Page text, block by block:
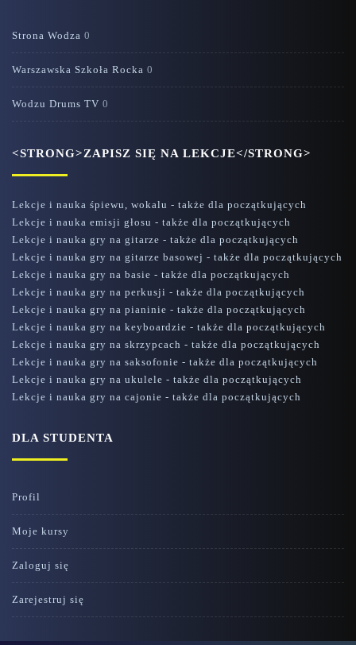
Strona Wodza 0
Warszawska Szkoła Rocka 0
Wodzu Drums TV 0
<STRONG>ZAPISZ SIĘ NA LEKCJE</STRONG>
Lekcje i nauka śpiewu, wokalu - także dla początkujących
Lekcje i nauka emisji głosu - także dla początkujących
Lekcje i nauka gry na gitarze - także dla początkujących
Lekcje i nauka gry na gitarze basowej - także dla początkujących
Lekcje i nauka gry na basie - także dla początkujących
Lekcje i nauka gry na perkusji - także dla początkujących
Lekcje i nauka gry na pianinie - także dla początkujących
Lekcje i nauka gry na keyboardzie - także dla początkujących
Lekcje i nauka gry na skrzypcach - także dla początkujących
Lekcje i nauka gry na saksofonie - także dla początkujących
Lekcje i nauka gry na ukulele - także dla początkujących
Lekcje i nauka gry na cajonie - także dla początkujących
DLA STUDENTA
Profil
Moje kursy
Zaloguj się
Zarejestruj się